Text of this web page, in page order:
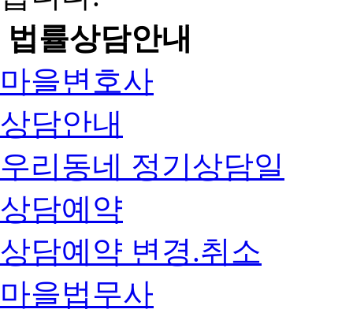
법률상담안내
마을변호사
상담안내
우리동네 정기상담일
상담예약
상담예약 변경.취소
마을법무사